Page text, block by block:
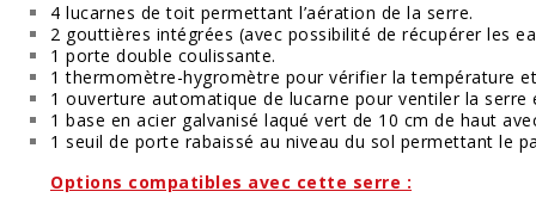
4 lucarnes de toit permettant l’aération de la serre.
2 gouttières intégrées (avec possibilité de récupérer les
1 porte double coulissante.
1 thermomètre-hygromètre pour vérifier la température et
1 ouverture automatique de lucarne pour ventiler la serre
1 base en acier galvanisé laqué vert de 10 cm de haut
1 seuil de porte rabaissé au niveau du sol permettant le
Options compatibles avec cette serre :